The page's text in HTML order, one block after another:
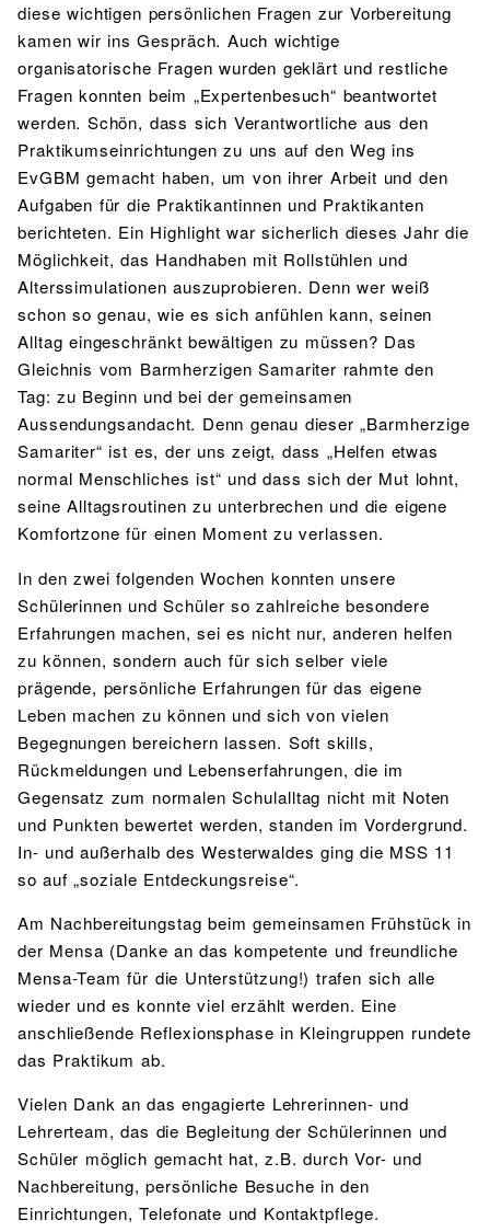
diese wichtigen persönlichen Fragen zur Vorbereitung
kamen wir ins Gespräch. Auch wichtige
organisatorische Fragen wurden geklärt und restliche
Fragen konnten beim „Expertenbesuch“ beantwortet
werden. Schön, dass sich Verantwortliche aus den
Praktikumseinrichtungen zu uns auf den Weg ins
EvGBM gemacht haben, um von ihrer Arbeit und den
Aufgaben für die Praktikantinnen und Praktikanten
berichteten. Ein Highlight war sicherlich dieses Jahr die
Möglichkeit, das Handhaben mit Rollstühlen und
Alterssimulationen auszuprobieren. Denn wer weiß
schon so genau, wie es sich anfühlen kann, seinen
Alltag eingeschränkt bewältigen zu müssen? Das
Gleichnis vom Barmherzigen Samariter rahmte den
Tag: zu Beginn und bei der gemeinsamen
Aussendungsandacht. Denn genau dieser „Barmherzige
Samariter“ ist es, der uns zeigt, dass „Helfen etwas
normal Menschliches ist“ und dass sich der Mut lohnt,
seine Alltagsroutinen zu unterbrechen und die eigene
Komfortzone für einen Moment zu verlassen.
In den zwei folgenden Wochen konnten unsere
Schülerinnen und Schüler so zahlreiche besondere
Erfahrungen machen, sei es nicht nur, anderen helfen
zu können, sondern auch für sich selber viele
prägende, persönliche Erfahrungen für das eigene
Leben machen zu können und sich von vielen
Begegnungen bereichern lassen. Soft skills,
Rückmeldungen und Lebenserfahrungen, die im
Gegensatz zum normalen Schulalltag nicht mit Noten
und Punkten bewertet werden, standen im Vordergrund.
In- und außerhalb des Westerwaldes ging die MSS 11
so auf „soziale Entdeckungsreise“.
Am Nachbereitungstag beim gemeinsamen Frühstück in
der Mensa (Danke an das kompetente und freundliche
Mensa-Team für die Unterstützung!) trafen sich alle
wieder und es konnte viel erzählt werden. Eine
anschließende Reflexionsphase in Kleingruppen rundete
das Praktikum ab.
Vielen Dank an das engagierte Lehrerinnen- und
Lehrerteam, das die Begleitung der Schülerinnen und
Schüler möglich gemacht hat, z.B. durch Vor- und
Nachbereitung, persönliche Besuche in den
Einrichtungen, Telefonate und Kontaktpflege.